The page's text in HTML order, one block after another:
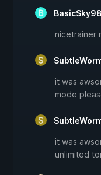
nicetrainer
it was
mode
it was
unlimited